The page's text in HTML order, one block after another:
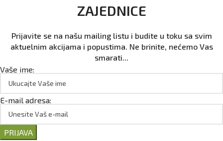
ZAJEDNICE
Prijavite se na našu mailing listu i budite u toku sa svim
aktuelnim akcijama i popustima. Ne brinite, nećemo Vas
smarati...
Vaše ime:
E-mail adresa:
PRIJAVA